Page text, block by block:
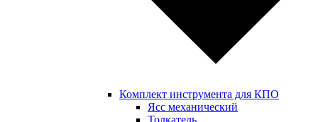
Комплект инструмента для КПО
Ясс механический